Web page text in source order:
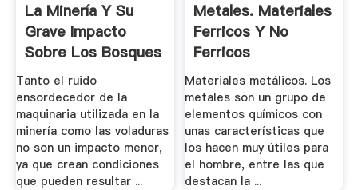
La Minería Y Su
Grave Impacto
Sobre Los Bosques
Y .
Tanto el ruido
ensordecedor de la
maquinaria utilizada en la
minería como las voladuras
no son un impacto menor,
ya que crean condiciones
que pueden resultar ...
Metales. Materiales
Ferricos Y No
Ferricos
Materiales metálicos. Los
metales son un grupo de
elementos químicos con
unas características que
los hacen muy útiles para
el hombre, entre las que
destacan la ...